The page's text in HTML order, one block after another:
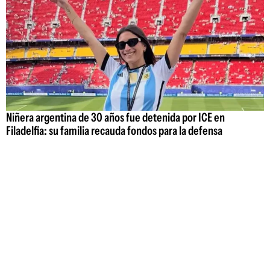
Niñera argentina de 30 años fue detenida por ICE en
Filadelfia: su familia recauda fondos para la defensa